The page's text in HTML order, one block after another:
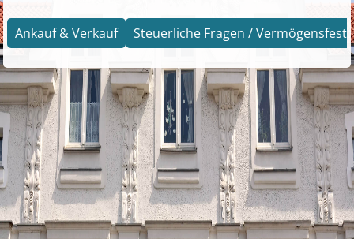
Ankauf & Verkauf Steuerliche Fragen /